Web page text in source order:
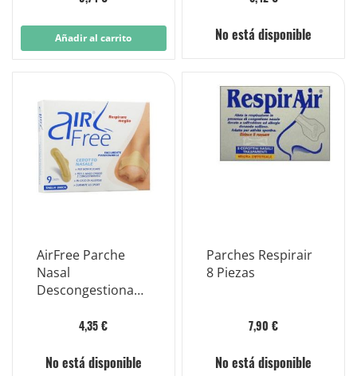
Añadir al carrito No está disponible
AirFree Parche
Nasal
Descongestionant
4,35 €
No está disponible
Parches Respirair
8 Piezas
7,90 €
No está disponible